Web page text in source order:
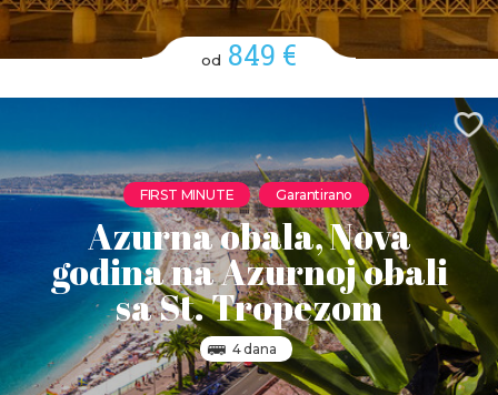
od 849 €
FIRST MINUTE Garantirano
Azurna obala, Nova
godina na Azurnoj obali
sa St. Tropezom
4 dana